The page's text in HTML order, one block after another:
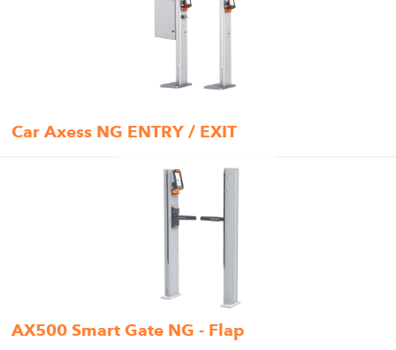
Car Axess NG ENTRY / EXIT
AX500 Smart Gate NG - Flap